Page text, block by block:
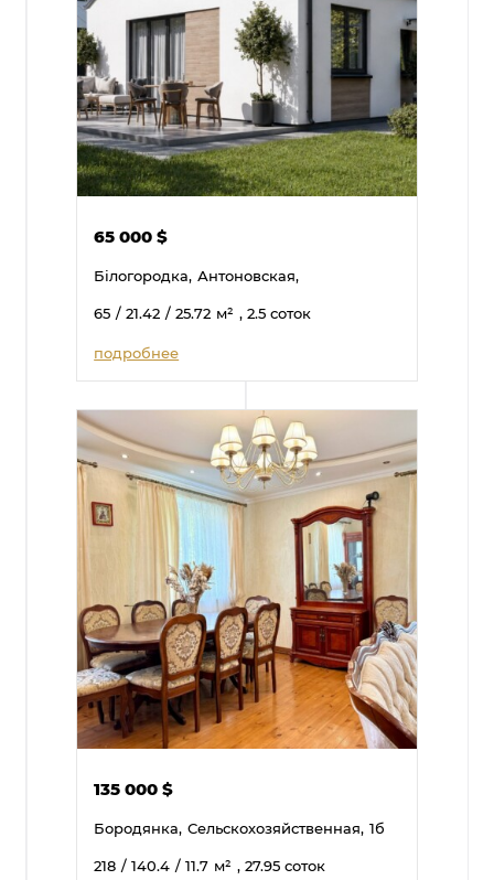
65 000$
Білогородка, Антоновская,
65 / 21.42 / 25.72 м² , 2.5 соток
подробнее
135 000$
Бородянка, Сельскохозяйственная, 1б
218 / 140.4 / 11.7 м² , 27.95 соток